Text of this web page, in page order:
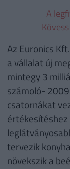
A
Az Euronics
a vállalat új
mintegy 3
számoló-
csatornákat
értékesítéshez
tervezik
növekszik a